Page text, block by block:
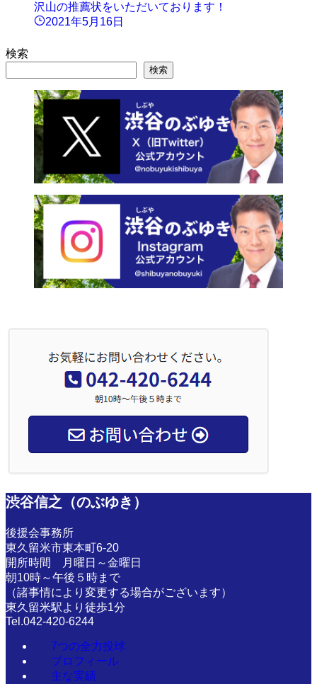
沢山の推薦状をいただいております！
2021年5月16日
検索
検索
渋谷信之（のぶゆき）
後援会事務所
東久留米市東本町6-20
開所時間 月曜日～金曜日
朝10時～午後５時まで
（諸事情により変更する場合がございます）
東久留米駅より徒歩1分
Tel.042-420-6244
7つの全力投球
プロフィール
主な実績